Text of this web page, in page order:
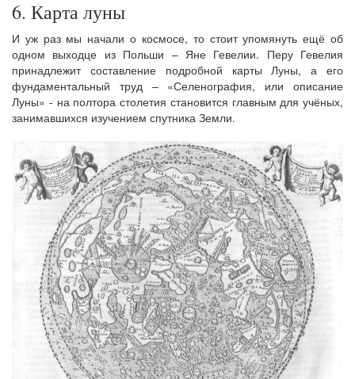
6. Карта луны
И уж раз мы начали о космосе, то стоит упомянуть ещё об
одном выходце из Польши – Яне Гевелии. Перу Гевелия
принадлежит составление подробной карты Луны, а его
фундаментальный труд – «Селенография, или описание
Луны» - на полтора столетия становится главным для учёных,
занимавшихся изучением спутника Земли.